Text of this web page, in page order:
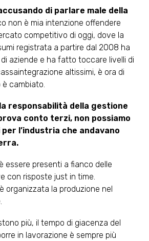
di parlare male della
non è mia intenzione offendere
competitivo di oggi, dove la
registrata a partire dal 2008 ha
aziende e ha fatto toccare livelli di
altissimi, è ora di
è cambiato.
responsabilità della gestione
conto terzi, non possiamo
l’industria che andavano
essere presenti a fianco delle
con risposte just in time.
organizzata la produzione nel
più, il tempo di giacenza del
in lavorazione è sempre più